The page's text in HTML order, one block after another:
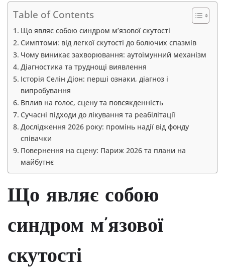
Table of Contents
Що являє собою синдром м’язової скутості
Симптоми: від легкої скутості до болючих спазмів
Чому виникає захворювання: аутоімунний механізм
Діагностика та труднощі виявлення
Історія Селін Діон: перші ознаки, діагноз і
випробування
Вплив на голос, сцену та повсякденність
Сучасні підходи до лікування та реабілітації
Дослідження 2026 року: промінь надії від фонду
співачки
Повернення на сцену: Париж 2026 та плани на
майбутнє
Що являє собою
синдром м’язової
скутості